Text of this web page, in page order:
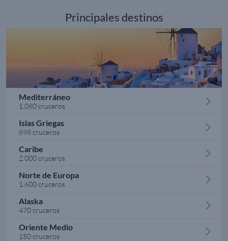
Principales destinos
Mediterráneo
1.080 cruceros
Islas Griegas
898 cruceros
Caribe
2.000 cruceros
Norte de Europa
1.600 cruceros
Alaska
470 cruceros
Oriente Medio
150 cruceros